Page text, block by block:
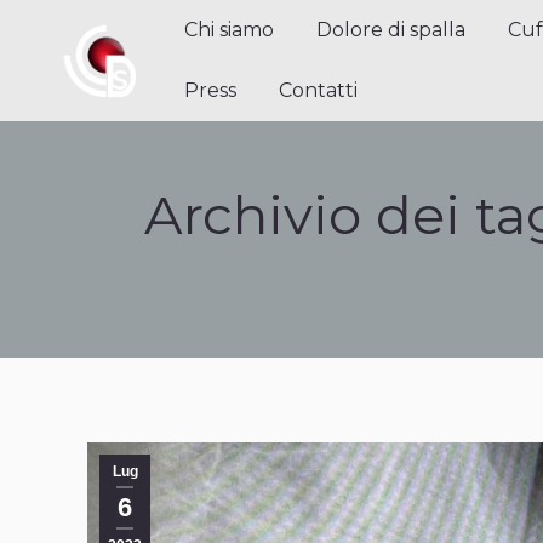
Chi siamo Dolore di spalla
Press Contatti
Archivio dei
Lug
6
Chi siamo Dolore di spalla